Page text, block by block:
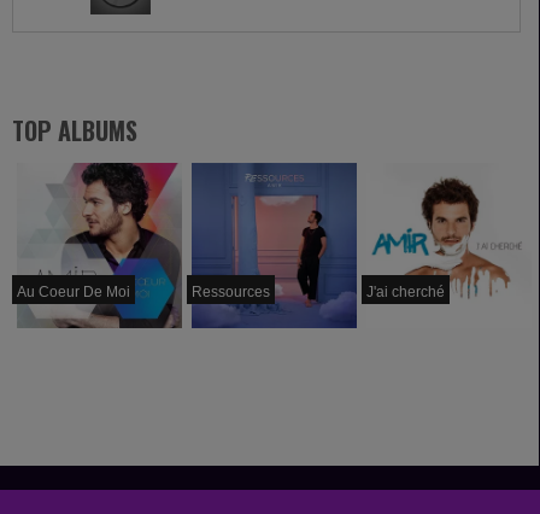
TOP ALBUMS
Au Coeur De Moi Ressources J'ai cherché